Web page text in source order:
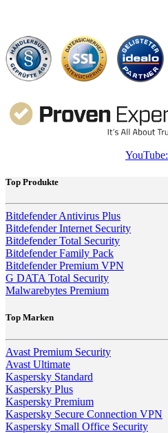
YouTube:
Top Produkte
Bitdefender Antivirus Plus
Bitdefender Internet Security
Bitdefender Total Security
Bitdefender Family Pack
Bitdefender Premium VPN
G DATA Total Security
Malwarebytes Premium
Top Marken
Avast Premium Security
Avast Ultimate
Kaspersky Standard
Kaspersky Plus
Kaspersky Premium
Kaspersky Secure Connection VPN
Kaspersky Small Office Security